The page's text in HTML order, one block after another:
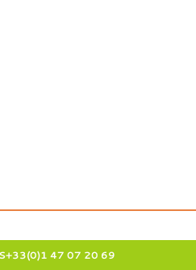
+33(0)1 47 07 20 69